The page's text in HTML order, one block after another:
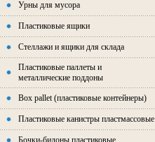
Урны для мусора
Пластиковые ящики
Стеллажи и ящики для склада
Пластиковые паллеты и
металлические поддоны
Box pallet (пластиковые контейнеры)
Пластиковые канистры пластмассовые
Бочки-бидоны пластиковые